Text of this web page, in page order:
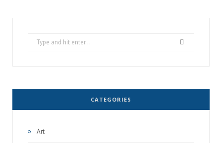
Search
for:
CATEGORIES
Art